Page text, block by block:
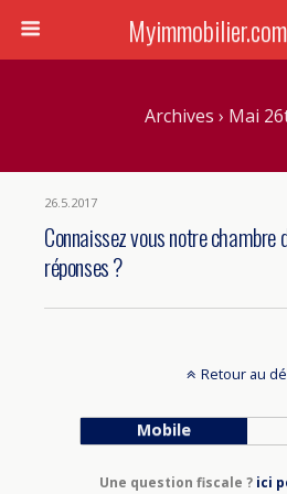
Archives › Mai
26.5.2017
Connaissez vous notre chambre
réponses ?
Retour au
Mobile
Une question fiscale ? ici